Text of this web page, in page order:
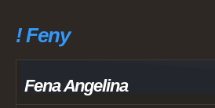
! Feny
Fena Angelina